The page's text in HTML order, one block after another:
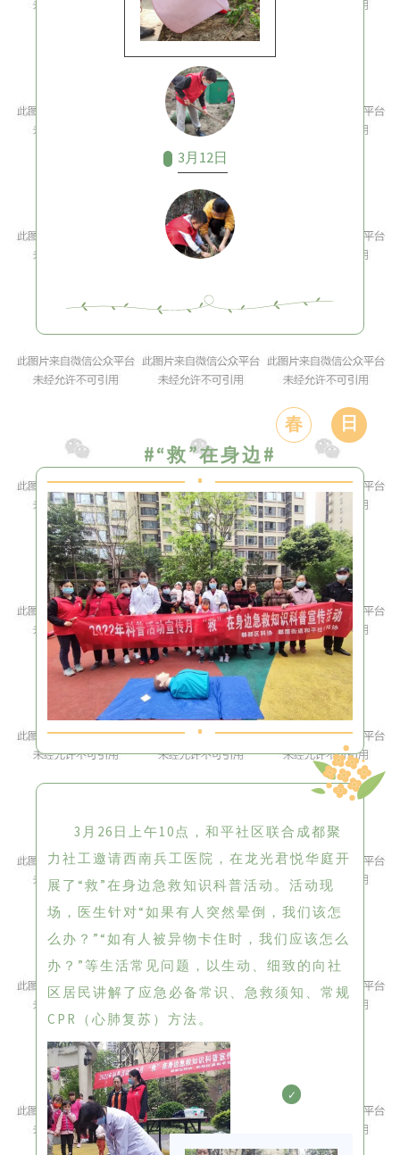
3月12日
春 日
#“救”在身边#
3月26日上午10点，和平社区联合成都聚
力社工邀请西南兵工医院，在龙光君悦华庭开
展了“救”在身边急救知识科普活动。活动现
场，医生针对“如果有人突然晕倒，我们该怎
么办？”“如有人被异物卡住时，我们应该怎么
办？”等生活常见问题，以生动、细致的向社
区居民讲解了应急必备常识、急救须知、常规
CPR（心肺复苏）方法。
✓